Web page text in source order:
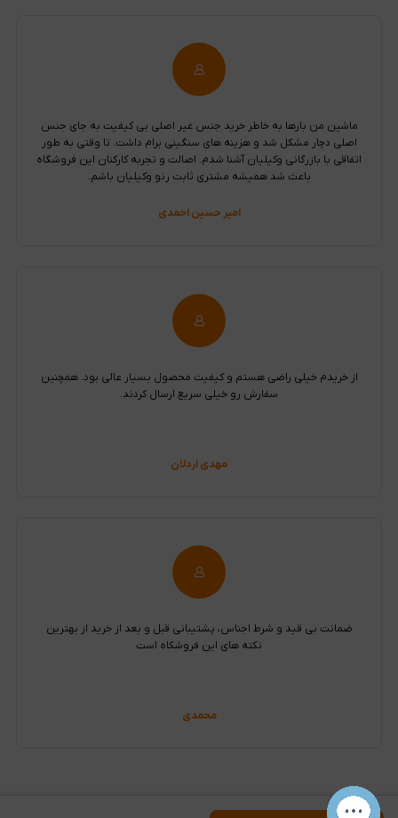
ماشین من بارها به خاطر خرید جنس غیر اصلی بی کیفیت به جای جنس
اصلی دچار مشکل شد و هزینه های سنگینی برام داشت. تا وقتی به طور
اتفاقی با بازرگانی وکیلیان آشنا شدم. اصالت و تجربه کارکنان این فروشگاه
باعث شد همیشه مشتری ثابت رنو وکیلیان باشم.
امیر حسین احمدی
از خریدم خیلی راضی هستم و کیفیت محصول بسیار عالی بود. همچنین
سفارش رو خیلی سریع ارسال کردند.
مهدی اردلان
ضمانت بی قید و شرط اجناس، پشتیبانی قبل و بعد از خرید از بهترین
نکته های این فروشکاه است
محمدی